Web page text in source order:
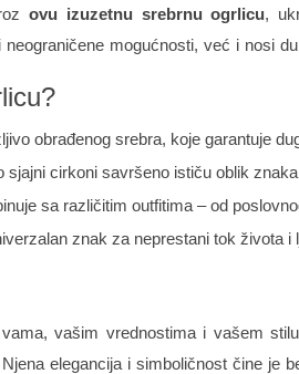
ovu izuzetnu srebrnu ogrlicu,
mogućnosti, već i nosi
obrađenog srebra, koje garantuje
sjajni cirkoni savršeno ističu oblik
sa različitim outfitima – od
znak za neprestani tok života
vašim vrednostima i vašem
elegancija i simboličnost čine je